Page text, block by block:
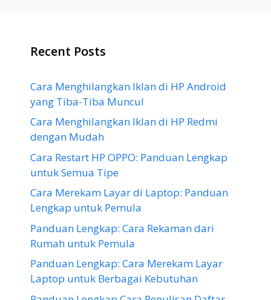
Recent Posts
Cara Menghilangkan Iklan di HP Android
yang Tiba-Tiba Muncul
Cara Menghilangkan Iklan di HP Redmi
dengan Mudah
Cara Restart HP OPPO: Panduan Lengkap
untuk Semua Tipe
Cara Merekam Layar di Laptop: Panduan
Lengkap untuk Pemula
Panduan Lengkap: Cara Rekaman dari
Rumah untuk Pemula
Panduan Lengkap: Cara Merekam Layar
Laptop untuk Berbagai Kebutuhan